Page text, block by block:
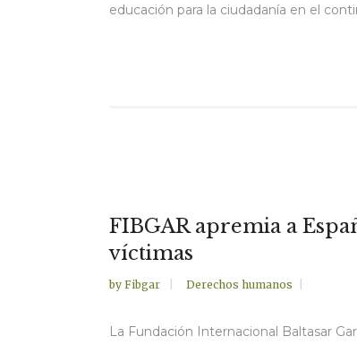
educación para la ciudadanía en el
FIBGAR apremia a
víctimas
by Fibgar Derechos humanos
La Fundación Internacional Baltasar